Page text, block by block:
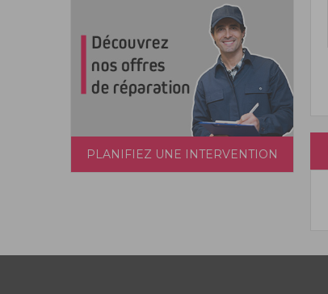
PLANIFIEZ UNE INTERVENTION